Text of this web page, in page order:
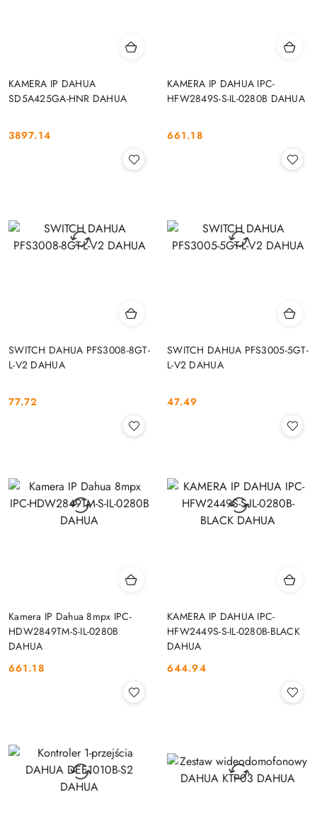
KAMERA IP DAHUA
SD5A425GA-HNR DAHUA
Cena:
3897.14
KAMERA IP DAHUA IPC-
HFW2849S-S-IL-0280B DAHUA
Cena:
661.18
SWITCH DAHUA PFS3008-8GT-
L-V2 DAHUA
Cena:
77.72
SWITCH DAHUA PFS3005-5GT-
L-V2 DAHUA
Cena:
47.49
Kamera IP Dahua 8mpx IPC-
HDW2849TM-S-IL-0280B
DAHUA
Cena:
661.18
KAMERA IP DAHUA IPC-
HFW2449S-S-IL-0280B-BLACK
DAHUA
Cena:
644.94